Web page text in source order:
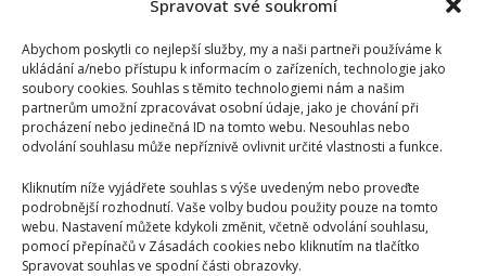
Spravovat své soukromí
Abychom poskytli co nejlepší služby, my a naši partneři používáme k
ukládání a/nebo přístupu k informacím o zařízeních, technologie jako
soubory cookies. Souhlas s těmito technologiemi nám a našim
partnerům umožní zpracovávat osobní údaje, jako je chování při
procházení nebo jedinečná ID na tomto webu. Nesouhlas nebo
odvolání souhlasu může nepříznivě ovlivnit určité vlastnosti a funkce.
Kliknutím níže vyjádřete souhlas s výše uvedeným nebo proveďte
podrobnější rozhodnutí. Vaše volby budou použity pouze na tomto
webu. Nastavení můžete kdykoli změnit, včetně odvolání souhlasu,
pomocí přepínačů v Zásadách cookies nebo kliknutím na tlačítko
Spravovat souhlas ve spodní části obrazovky.